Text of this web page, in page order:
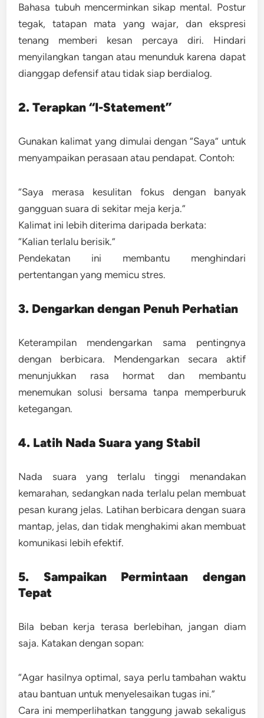
Bahasa tubuh mencerminkan sikap mental. Postur
tegak, tatapan mata yang wajar, dan ekspresi
tenang memberi kesan percaya diri. Hindari
menyilangkan tangan atau menunduk karena dapat
dianggap defensif atau tidak siap berdialog.
2. Terapkan “I-Statement”
Gunakan kalimat yang dimulai dengan “Saya” untuk
menyampaikan perasaan atau pendapat. Contoh:
“Saya merasa kesulitan fokus dengan banyak
gangguan suara di sekitar meja kerja.”
Kalimat ini lebih diterima daripada berkata:
“Kalian terlalu berisik.”
Pendekatan ini membantu menghindari
pertentangan yang memicu stres.
3. Dengarkan dengan Penuh Perhatian
Keterampilan mendengarkan sama pentingnya
dengan berbicara. Mendengarkan secara aktif
menunjukkan rasa hormat dan membantu
menemukan solusi bersama tanpa memperburuk
ketegangan.
4. Latih Nada Suara yang Stabil
Nada suara yang terlalu tinggi menandakan
kemarahan, sedangkan nada terlalu pelan membuat
pesan kurang jelas. Latihan berbicara dengan suara
mantap, jelas, dan tidak menghakimi akan membuat
komunikasi lebih efektif.
5. Sampaikan Permintaan dengan
Tepat
Bila beban kerja terasa berlebihan, jangan diam
saja. Katakan dengan sopan:
“Agar hasilnya optimal, saya perlu tambahan waktu
atau bantuan untuk menyelesaikan tugas ini.”
Cara ini memperlihatkan tanggung jawab sekaligus